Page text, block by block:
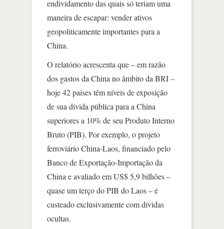
endividamento das quais só teriam uma
maneira de escapar: vender ativos
geopoliticamente importantes para a
China.
O relatório acrescenta que – em razão
dos gastos da China no âmbito da BRI –
hoje 42 países têm níveis de exposição
de sua dívida pública para a China
superiores a 10% de seu Produto Interno
Bruto (PIB). Por exemplo, o projeto
ferroviário China-Laos, financiado pelo
Banco de Exportação-Importação da
China e avaliado em US$ 5,9 bilhões –
quase um terço do PIB do Laos – é
custeado exclusivamente com dívidas
ocultas.